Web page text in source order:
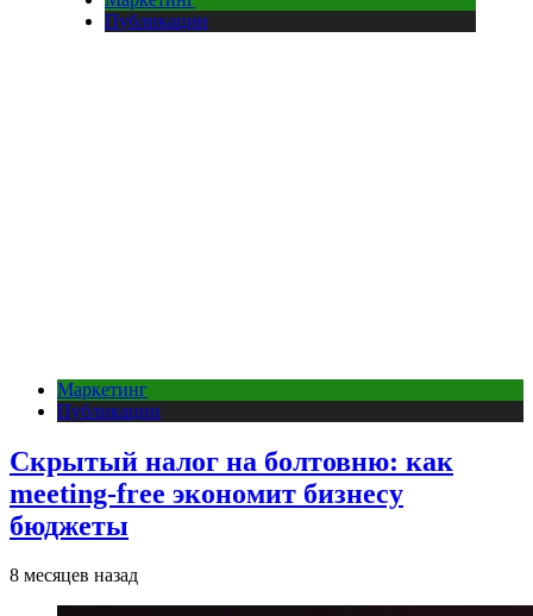
Публикации
Маркетинг
Публикации
Скрытый налог на болтовню: как
meeting-free экономит бизнесу
бюджеты
8 месяцев назад